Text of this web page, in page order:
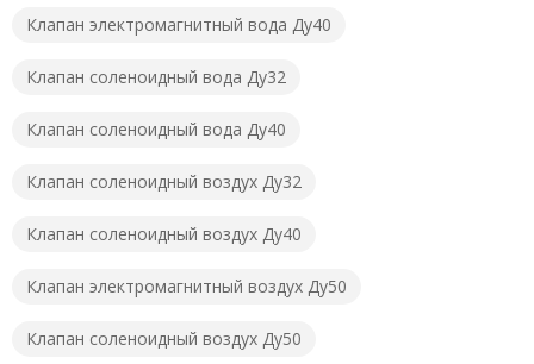
Клапан электромагнитный вода Ду40
Клапан соленоидный вода Ду32
Клапан соленоидный вода Ду40
Клапан соленоидный воздух Ду32
Клапан соленоидный воздух Ду40
Клапан электромагнитный воздух Ду50
Клапан соленоидный воздух Ду50